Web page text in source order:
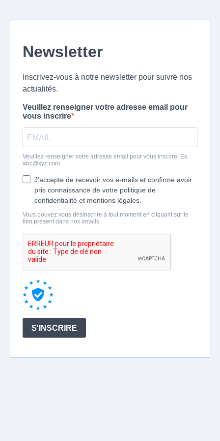
Newsletter
Inscrivez-vous à notre newsletter pour suivre nos
actualités.
Veuillez renseigner votre adresse email pour
vous inscrire
Veuillez renseigner votre adresse email pour vous inscrire. Ex. :
abc@xyz.com
J'accepte de recevoir vos e-mails et confirme avoir
pris connaissance de votre politique de
confidentialité et mentions légales.
Vous pouvez vous désinscrire à tout moment en cliquant sur le
lien présent dans nos emails.
S'INSCRIRE